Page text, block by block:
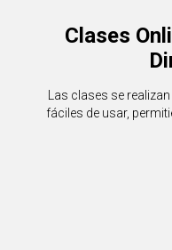
Clases
Las clases se
fáciles de usar,